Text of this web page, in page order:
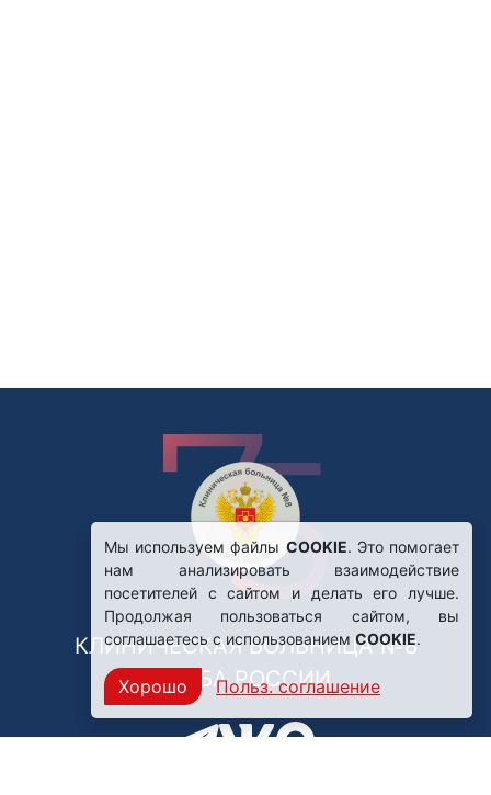
КЛИНИЧЕСКАЯ БОЛЬНИЦА №8
ФМБА РОССИИ
Мы используем файлы COOKIE. Это помогает
нам анализировать взаимодействие
посетителей с сайтом и делать его лучше.
Продолжая пользоваться сайтом, вы
соглашаетесь с использованиемCOOKIE.
Хорошо Польз. соглашение